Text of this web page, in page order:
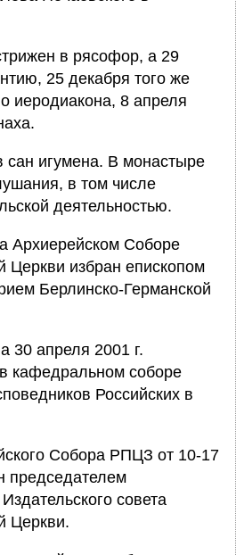
в рясофор, а 29
25 декабря того же
иеродиакона, 8 апреля
сан игумена. В монастыре
в том числе
деятельностью.
Архиерейском Соборе
Церкви избран епископом
Берлинско-Германской
30 апреля 2001 г.
кафедральном соборе
Российских в
Собора РПЦЗ от 10-17
председателем
совета
Церкви.